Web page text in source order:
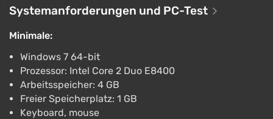
€14
-15% mit dem Promocode happysale
Boosted
Difmark 3.487 Bewertungen
Dark Quest 3 - STEAM GIFT RUSSIA
€4.27
Systemanforderungen und PC-Test
Minimale:
Windows 7 64-bit
Prozessor: Intel Core 2 Duo E8400
Arbeitsspeicher: 4 GB
Freier Speicherplatz: 1 GB
Keyboard, mouse